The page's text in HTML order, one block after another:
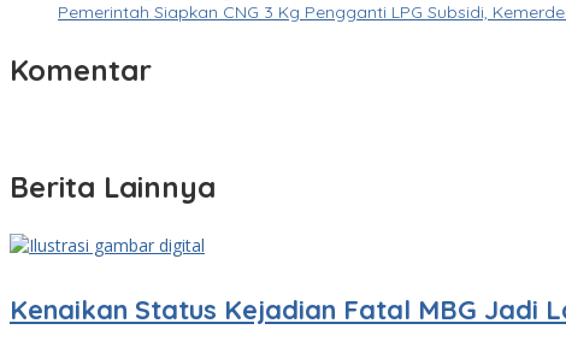
Pemerintah Siapkan CNG 3 Kg Pengganti LPG Subsidi,
Komentar
Berita Lainnya
Kenaikan Status Kejadian Fatal MBG Jadi